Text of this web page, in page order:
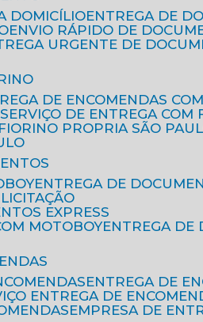
DOMICÍLIO
ENTREGA DE
ENVIO RÁPIDO DE
URGENTE DE
DE ENCOMENDAS
SERVIÇO DE ENTREGA
FIORINO PROPRIA SÃO
ENTREGA DE
EXPRESS
MOTOBOY
ENTREGA
ENTREGA DE
ENTREGA DE
EMPRESA DE